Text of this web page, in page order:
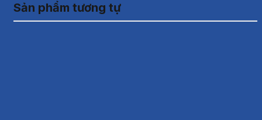
Sản phẩm tương tự